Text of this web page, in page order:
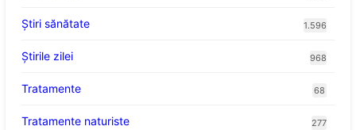
Ştiri sănătate 1.596
Știrile zilei 968
Tratamente 68
Tratamente naturiste 277